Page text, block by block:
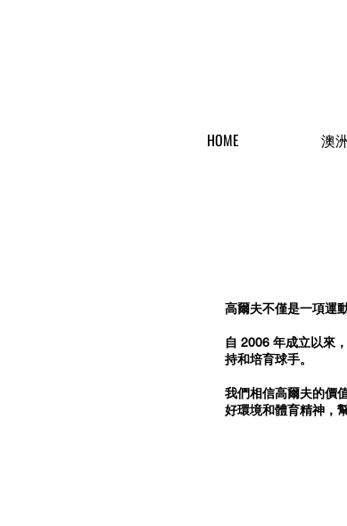
HOME 澳
高爾夫不僅是一項運
自 2006 年成立以來
持和培育球手。
我們相信高爾夫的價
好環境和體育精神，